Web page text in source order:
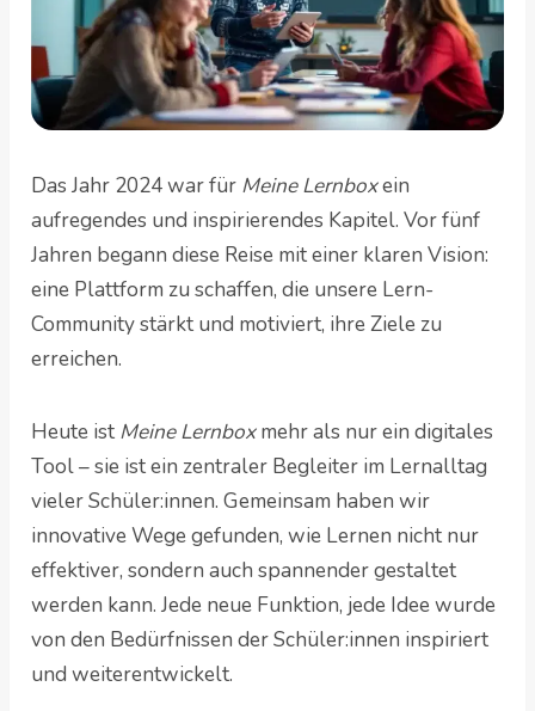
Das Jahr 2024 war für Meine Lernboxein
aufregendes und inspirierendes Kapitel. Vor fünf
Jahren begann diese Reise mit einer klaren Vision:
eine Plattform zu schaffen, die unsere Lern-
Community stärkt und motiviert, ihre Ziele zu
erreichen.
Heute ist Meine Lernboxmehr als nur ein digitales
Tool – sie ist ein zentraler Begleiter im Lernalltag
vieler Schüler:innen. Gemeinsam haben wir
innovative Wege gefunden, wie Lernen nicht nur
effektiver, sondern auch spannender gestaltet
werden kann. Jede neue Funktion, jede Idee wurde
von den Bedürfnissen der Schüler:innen inspiriert
und weiterentwickelt.